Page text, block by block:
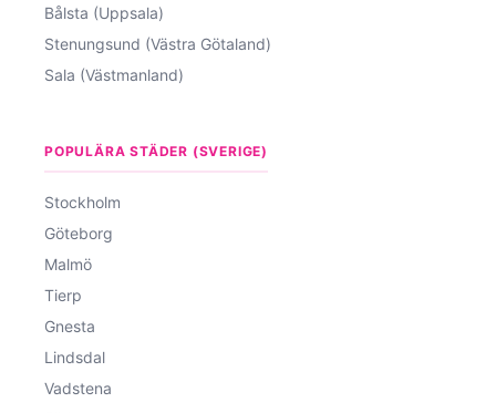
Bålsta (Uppsala)
Stenungsund (Västra Götaland)
Sala (Västmanland)
POPULÄRA STÄDER (SVERIGE)
Stockholm
Göteborg
Malmö
Tierp
Gnesta
Lindsdal
Vadstena